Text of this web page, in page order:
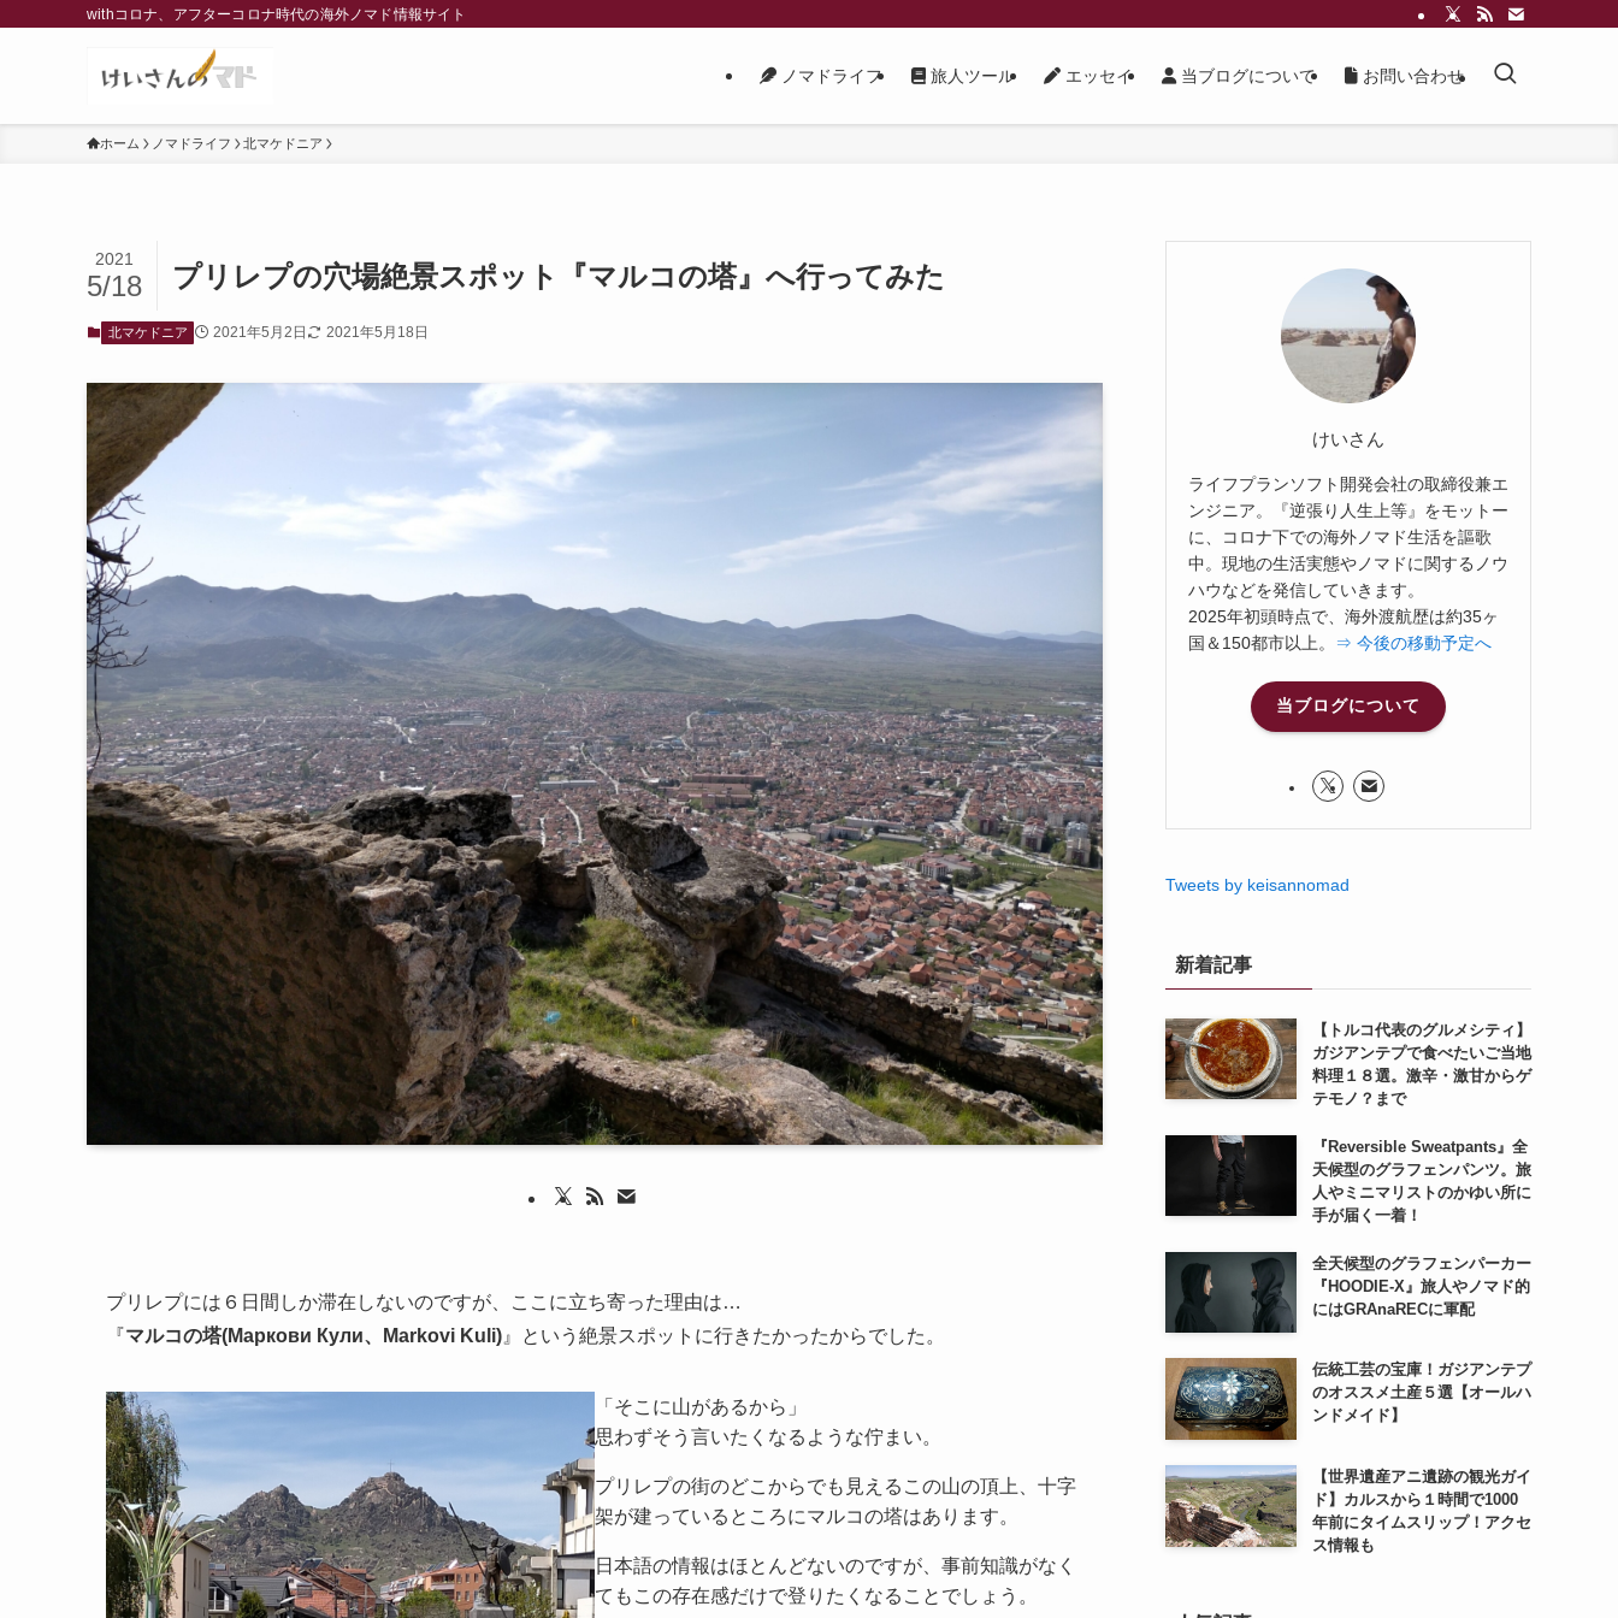
withコロナ、アフターコロナ時代の海外ノマド情報サイト
ノマドライフ 旅人ツール エッセイ 当ブログについて お問い合わせ
ホーム ノマドライフ 北マケドニア
プリレプの穴場絶景スポット『マルコの塔』へ行ってみた
2021
5/18
北マケドニア 2021年5月2日 2021年5月18日
プリレプには６日間しか滞在しないのですが、ここに立ち寄った理由は…
『マルコの塔(Маркови Кули、 Markovi Kuli) 』という絶景スポットに行きたかったからでした。
「そこに山があるから」
思わずそう言いたくなるような佇まい。
プリレプの街のどこからでも見えるこの山の頂上、十字
架が建っているところにマルコの塔はあります。
日本語の情報はほとんどないのですが、事前知識がなく
てもこの存在感だけで登りたくなることでしょう。
けいさん
ライフプランソフト開発会社の取締役兼エ
ンジニア。『逆張り人生上等』をモットー
に、コロナ下での海外ノマド生活を謳歌
中。現地の生活実態やノマドに関するノウ
ハウなどを発信していきます。
2025年初頭時点で、海外渡航歴は約35ヶ
国＆150都市以上。
⇒ 今後の移動予定へ
当ブログについて
Tweets by keisannomad
新着記事
【トルコ代表のグルメシティ】
ガジアンテプで食べたいご当地
料理１８選。激辛・激甘からゲ
テモノ？まで
『Reversible Sweatpants』全
天候型のグラフェンパンツ。旅
人やミニマリストのかゆい所に
手が届く一着！
全天候型のグラフェンパーカー
『HOODIE-X』旅人やノマド的
にはGRAnaRECに軍配
伝統工芸の宝庫！ガジアンテプ
のオススメ土産５選【オールハ
ンドメイド】
【世界遺産アニ遺跡の観光ガイ
ド】カルスから１時間で1000
年前にタイムスリップ！アクセ
ス情報も